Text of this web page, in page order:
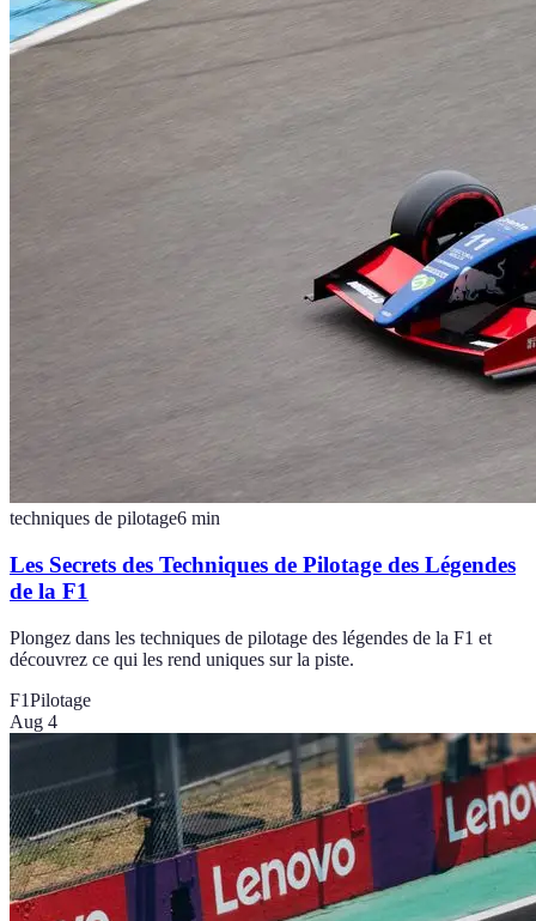
techniques de pilotage6 min
Les Secrets des Techniques de Pilotage des Légendes
de la F1
Plongez dans les techniques de pilotage des légendes de la F1 et
découvrez ce qui les rend uniques sur la piste.
F1Pilotage
Aug 4